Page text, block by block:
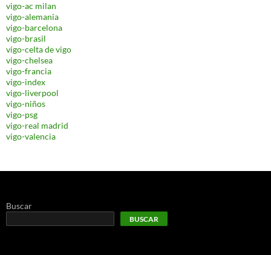
vigo-ac milan
vigo-alemania
vigo-barcelona
vigo-brasil
vigo-celta de vigo
vigo-chelsea
vigo-francia
vigo-index
vigo-liverpool
vigo-niños
vigo-psg
vigo-real madrid
vigo-valencia
Buscar
BUSCAR